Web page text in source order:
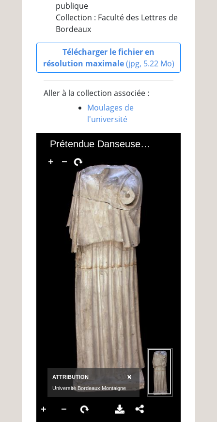
publique
Collection : Faculté des Lettres de
Bordeaux
Télécharger le fichier en
résolution maximale(jpg, 5.22 Mo)
Aller à la collection associée :
Moulages de
l'université